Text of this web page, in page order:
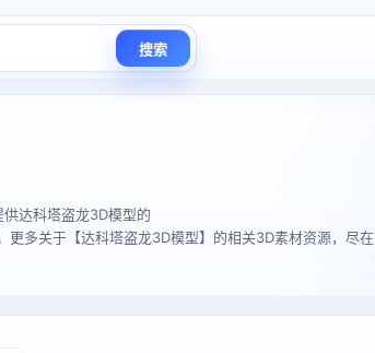
搜索
达科塔盗龙3D模型的
多关于【达科塔盗龙3D模型】的相关3D素材资源，尽在